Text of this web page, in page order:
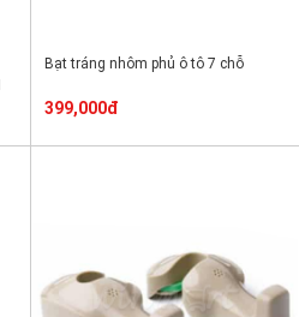
Bạt tráng nhôm phủ ô tô 7 chỗ
399,000đ